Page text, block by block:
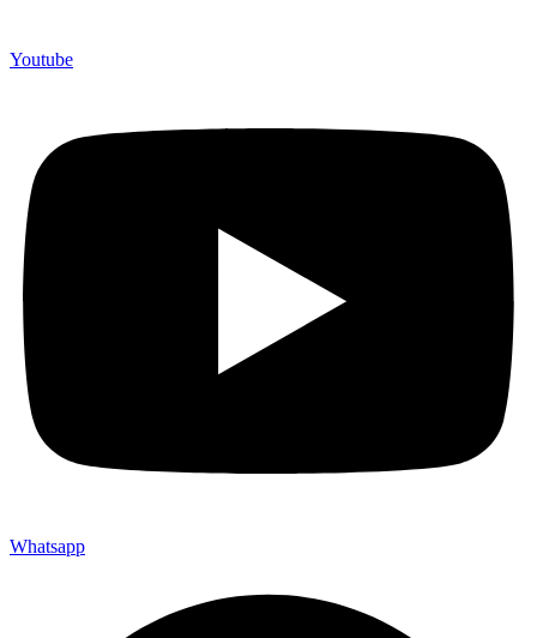
Youtube
Whatsapp